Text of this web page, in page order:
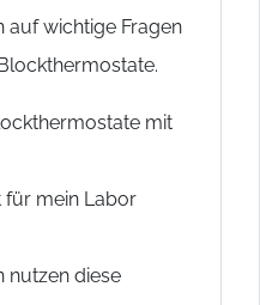
auf wichtige Fragen
mit
für mein Labor
nutzen diese